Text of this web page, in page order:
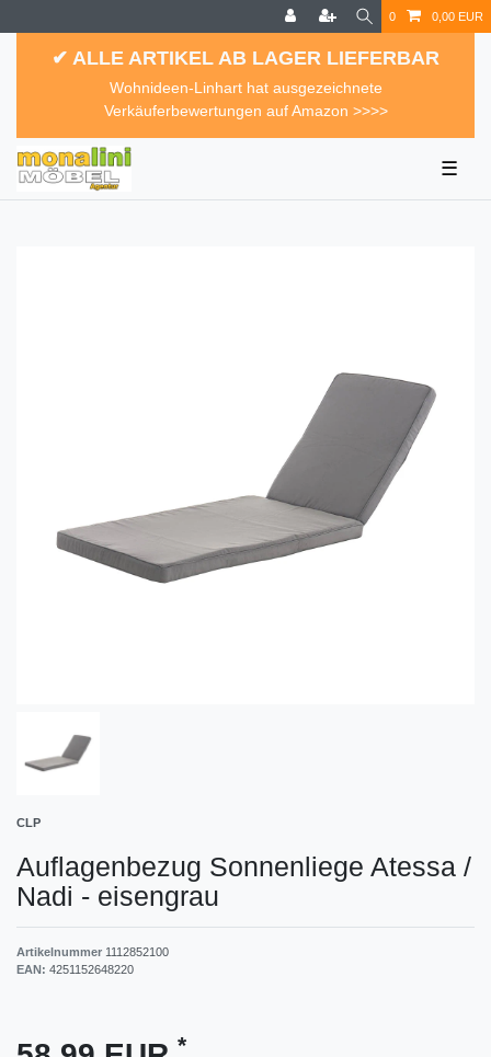
0 0,00 EUR
✔ ALLE ARTIKEL AB LAGER LIEFERBAR
Wohnideen-Linhart hat ausgezeichnete
Verkäuferbewertungen auf Amazon >>>>
☰
CLP
Auflagenbezug Sonnenliege Atessa /
Nadi - eisengrau
Artikelnummer 1112852100
EAN: 4251152648220
*